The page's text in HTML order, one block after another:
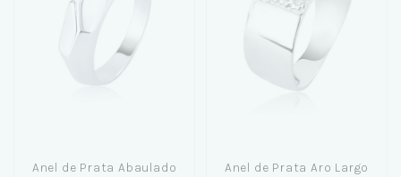
Anel de Prata Abaulado
Anel de Prata Aro Largo